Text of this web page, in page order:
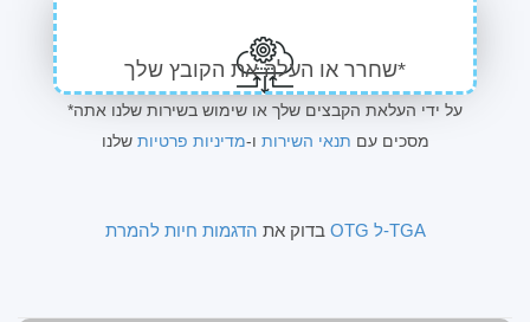
שחרר או העלה את הקובץ שלך*
*על ידי העלאת הקבצים שלך או שימוש בשירות שלנו אתה
מסכים עם תנאי השירות ו-מדיניות פרטיות שלנו
בדוק את הדגמות חיות להמרת OTG ל-TGA